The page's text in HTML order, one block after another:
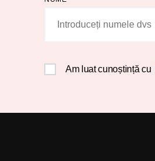
Am luat cunoștință cu